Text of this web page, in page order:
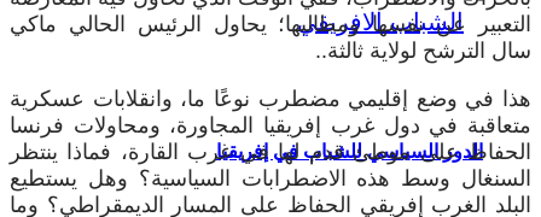
الدور السياسي للشباب في إفريقيا
التعبير عن نفسها ومطالبها؛ يحاول الرئيس الحالي ماكي
سال الترشح لولاية ثالثة..
هذا في وضع إقليمي مضطرب نوعًا ما، وانقلابات عسكرية
متعاقبة في دول غرب إفريقيا المجاورة، ومحاولات فرنسا
الحفاظ على موطئ قدم لها في غرب القارة، فماذا ينتظر
السنغال وسط هذه الاضطرابات السياسية؟ وهل يستطيع
البلد الغرب إفريقي الحفاظ على المسار الديمقراطي؟ وما